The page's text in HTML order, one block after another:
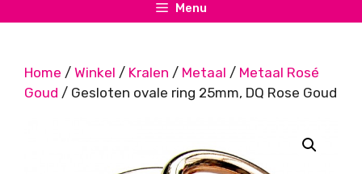
Menu
Home / Winkel / Kralen / Metaal / Metaal Rosé
Goud / Gesloten ovale ring 25mm, DQ Rose Goud